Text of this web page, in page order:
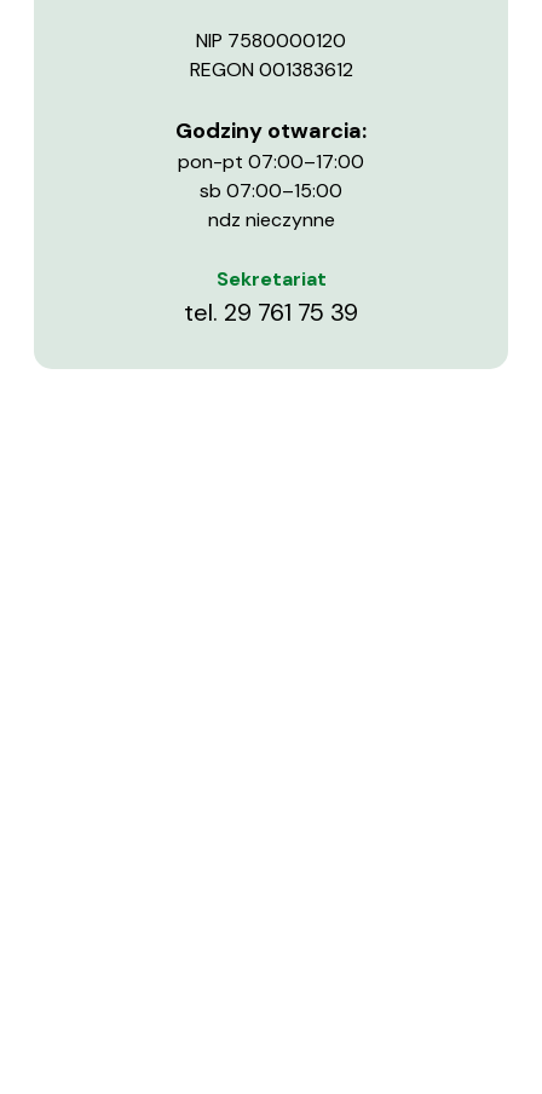
NIP 7580000120
REGON 001383612
Godziny otwarcia:
pon-pt 07:00–17:00
sb 07:00–15:00
ndz nieczynne
Sekretariat
tel. 29 761 75 39